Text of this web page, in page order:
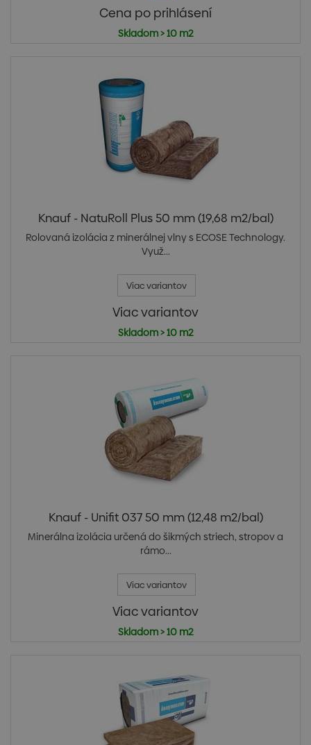
Cena po prihlásení
Skladom > 10 m2
Knauf - NatuRoll Plus 50 mm (19,68 m2/bal)
Rolovaná izolácia z minerálnej vlny s ECOSE Technology.
Využ...
Viac variantov
Viac variantov
Skladom > 10 m2
Knauf - Unifit 037 50 mm (12,48 m2/bal)
Minerálna izolácia určená do šikmých striech, stropov a
rámo...
Viac variantov
Viac variantov
Skladom > 10 m2